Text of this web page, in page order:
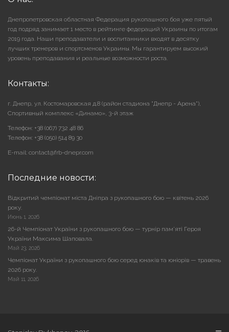
Днепропетровская областная Федерация рукопашного боя уже пятый
год подряд занимает 1 место в рейтинге федераций Украины по итогам
2019 года. Наши преподаватели и воспитанники входят в десятку
лучших тренеров и спортсменов Украины. Мы гарантируем высокий
уровень преподавания и реальные возможности роста.
Контакты:
г. Днепр, ул. Костомаровская д.8 (район стадиона "Днепр - Арена"),
Cпортивный комплекс «Динамо», 3-й этаж
Телефон: +38 (067) 732 48 86
Телефон: +38 (050) 514 89 30
E-mail: contact@frb-dnepr.com
Последние новости:
Відкритий чемпіонат міста Дніпра з рукопашного бою — квітень 2026
року.
Июнь 1, 2026
26-й Чемпіонат України з рукопашного бою — турнір пам’яті Героя
України Максима Шаповала.
Май 23, 2026
Чемпіонат України з рукопашного бою серед юнаків та юніорів — травень
2026 року.
Май 11, 2026